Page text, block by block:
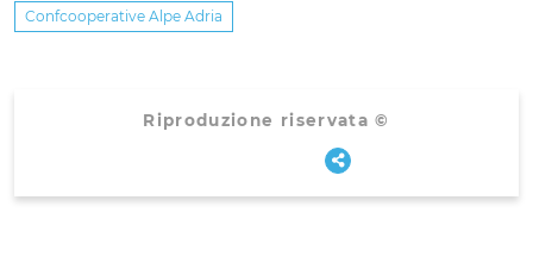
Confcooperative Alpe Adria
Riproduzione riservata ©